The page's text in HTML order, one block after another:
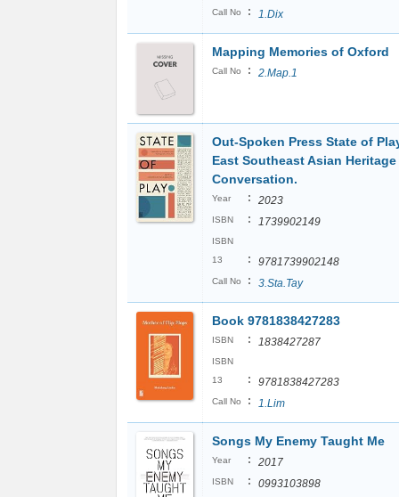
Call No : 1.Dix
Mapping Memories of Oxford
Call No : 2.Map.1
Out-Spoken Press State of
East Southeast Asian
Conversation.
Year : 2023
ISBN : 1739902149
ISBN
13
: 9781739902148
Call No : 3.Sta.Tay
Book 9781838427283
ISBN : 1838427287
ISBN
13
: 9781838427283
Call No : 1.Lim
Songs My Enemy Taught Me
Year : 2017
ISBN : 0993103898